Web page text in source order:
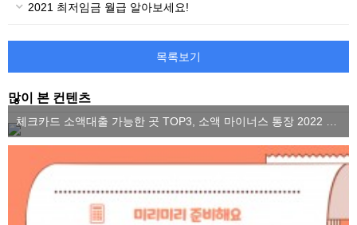
2021 최저임금 월급 알아보세요!
목록보기
많이 본 컨텐츠